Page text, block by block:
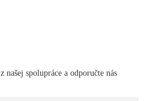
našej spolupráce a odporučte nás